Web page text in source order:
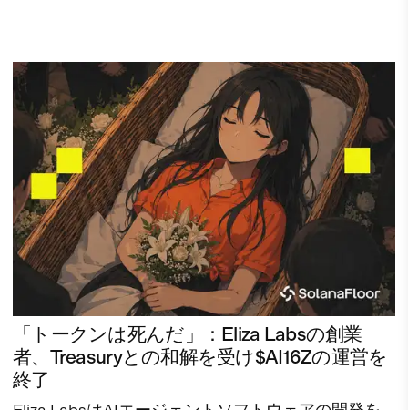
「トークンは死んだ」：Eliza Labsの創業
者、Treasuryとの和解を受け$AI16Zの運営を
終了